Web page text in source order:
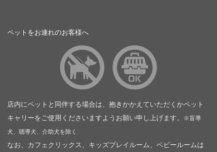
ペットをお連れのお客様へ
店内にペットと同伴する場合は、抱きかかえていただくかペット
キャリーをご使用くださいますようお願い申し上げます。
※盲導
犬、聴導犬、介助犬を除く
なお、カフェクリックス、キッズプレイルーム、ベビールームは